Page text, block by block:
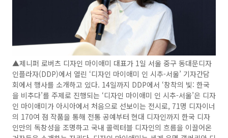
▲제니퍼 로버츠 디자인 마이애미 대표가 1일 서울 중구 동대문디자
인플라자(DDP)에서 열린 ‘디자인 마이애미 인 시추-서울’ 기자간담
회에서 행사를 소개하고 있다. 14일까지 DDP에서 ‘창착의 빛: 한국
을 비추다’를 주제로 진행되는 ‘디자인 마이애미 인 시추-서울’은 디자
인 마이애미가 아시아에서 처음으로 선보이는 전시로, 71명 디자이너
의 170여 점 작품을 통해 전통 공예부터 현대 디자인까지 한국 디자
인만의 독창성을 조명하고 국내 콜렉터블 디자인의 흐름을 이끌어온